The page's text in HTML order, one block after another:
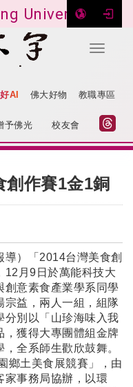
University
Toggle
AI 佛大好物 教職專區
予佛光 校友會
作賽1金1銅
）「2014台灣美食創
12月9日於萬能科技大
創意素食產業學系同學
宗益，兩人一組，組隊
分別以「山珍海味入我
，獲得大專團體組金牌
全系師生歡欣鼓舞。
鄉土美食展競賽」，由
家事務局協辦，以環